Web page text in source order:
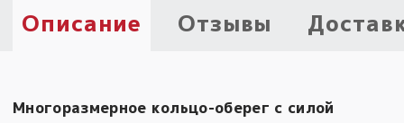
Безоплатная доставка
на заказ от 4 тыс. руб. со скидкой
Описание Отзывы
Многоразмерное кольцо-оберег с силой